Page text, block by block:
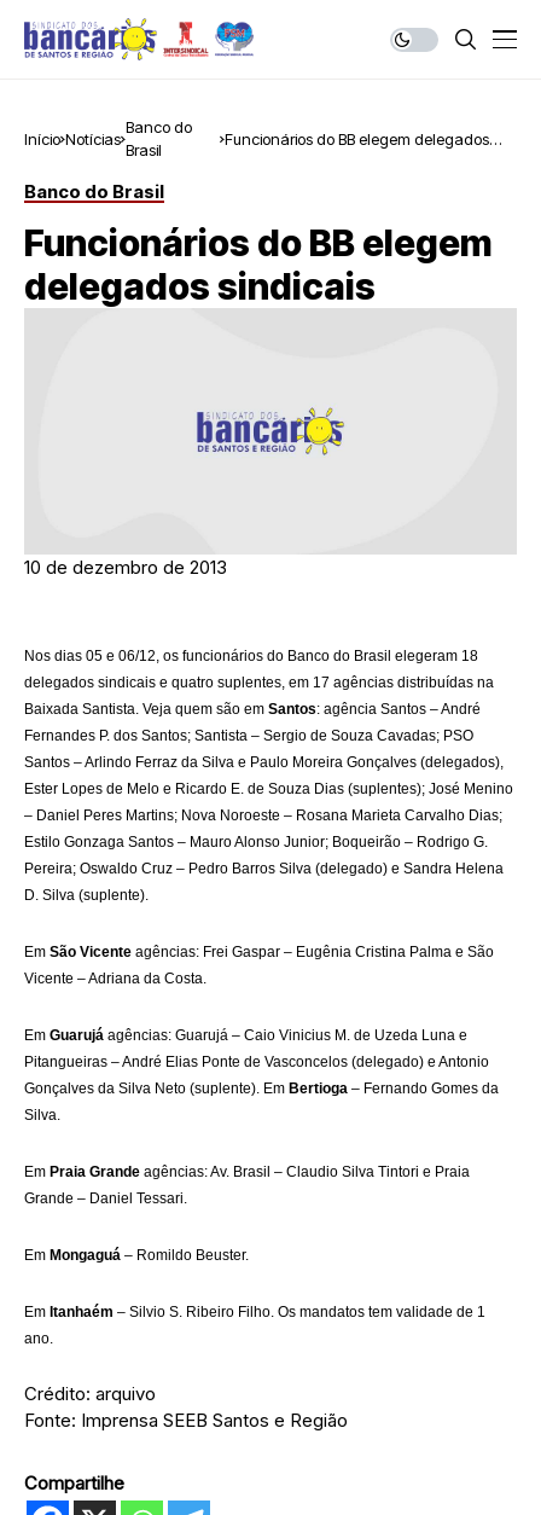
Início Notícias
Banco do
Brasil
Funcionários do BB elegem delegados
Banco do Brasil
Funcionários do BB elegem
delegados sindicais
10 de dezembro de 2013
Nos dias 05 e 06/12, os funcionários do Banco do Brasil elegeram 18
delegados sindicais e quatro suplentes, em 17 agências distribuídas na
Baixada Santista. Veja quem são em Santos: agência Santos – André
Fernandes P. dos Santos; Santista – Sergio de Souza Cavadas; PSO
Santos – Arlindo Ferraz da Silva e Paulo Moreira Gonçalves (delegados),
Ester Lopes de Melo e Ricardo E. de Souza Dias (suplentes); José Menino
– Daniel Peres Martins; Nova Noroeste – Rosana Marieta Carvalho Dias;
Estilo Gonzaga Santos – Mauro Alonso Junior; Boqueirão – Rodrigo G.
Pereira; Oswaldo Cruz – Pedro Barros Silva (delegado) e Sandra Helena
D. Silva (suplente).
Em São Vicente agências: Frei Gaspar – Eugênia Cristina Palma e São
Vicente – Adriana da Costa.
Em Guarujá agências: Guarujá – Caio Vinicius M. de Uzeda Luna e
Pitangueiras – André Elias Ponte de Vasconcelos (delegado) e Antonio
Gonçalves da Silva Neto (suplente). Em Bertioga – Fernando Gomes da
Silva.
Em Praia Grande agências: Av. Brasil – Claudio Silva Tintori e Praia
Grande – Daniel Tessari.
Em Mongaguá – Romildo Beuster.
Em Itanhaém – Silvio S. Ribeiro Filho. Os mandatos tem validade de 1
ano.
Crédito: arquivo
Fonte: Imprensa SEEB Santos e Região
Compartilhe